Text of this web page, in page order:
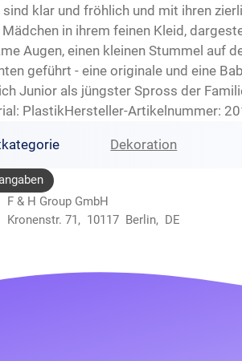
sind klar und fröhlich und mit ihren
Mädchen in ihrem feinen Kleid,
Augen, einen kleinen Stummel auf
geführt - eine originale und eine
Junior als jüngster Spross der
PlastikHersteller-Artikelnummer:
Dekoration
F & H Group GmbH
Kronenstr. 71, 10117 Berlin, DE